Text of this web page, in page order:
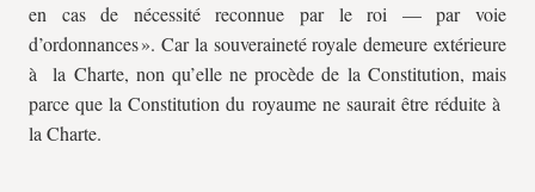
en cas de nécessité reconnue par le roi — par voie
d’ordonnances ». Car la souveraineté royale demeure extérieure
à la Charte, non qu’elle ne procède de la Constitution, mais
parce que la Constitution du royaume ne saurait être réduite à
la Charte.